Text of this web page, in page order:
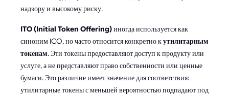
надзору и высокому риску.
ITO (Initial Token Offering)иногда используется как
синоним ICO, но часто относится конкретно кутилитарным
токенам. Эти токены предоставляют доступ к продукту или
услуге, а не представляют право собственности или ценные
бумаги. Это различие имеет значение для соответствия:
утилитарные токены с меньшей вероятностью подпадают под